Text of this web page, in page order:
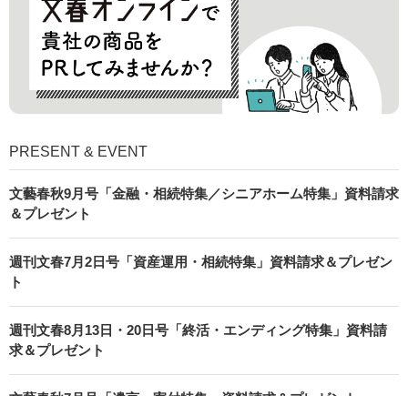
PRESENT & EVENT
文藝春秋9月号「金融・相続特集／シニアホーム特集」資料請求
＆プレゼント
週刊文春7月2日号「資産運用・相続特集」資料請求＆プレゼン
ト
週刊文春8月13日・20日号「終活・エンディング特集」資料請
求＆プレゼント